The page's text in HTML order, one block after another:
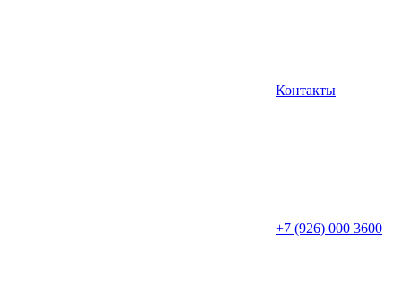
Контакты
+7 (926) 000 3600